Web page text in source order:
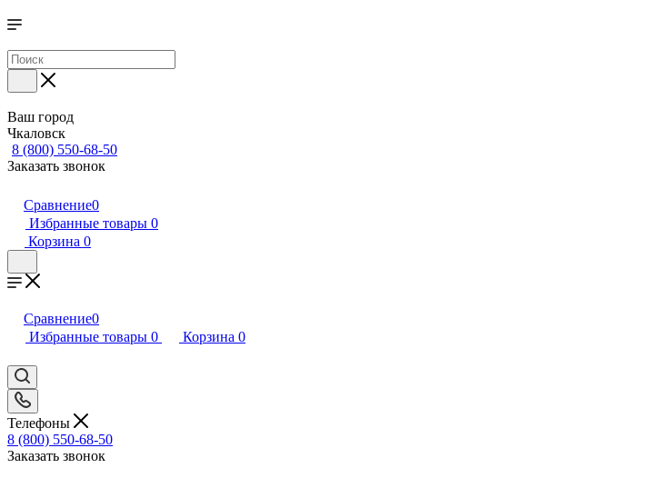
Ваш город
Чкаловск
8 (800) 550-68-50
Заказать звонок
Сравнение0
Избранные товары 0
Корзина 0
Сравнение0
Избранные товары 0 Корзина 0
Телефоны
8 (800) 550-68-50
Заказать звонок